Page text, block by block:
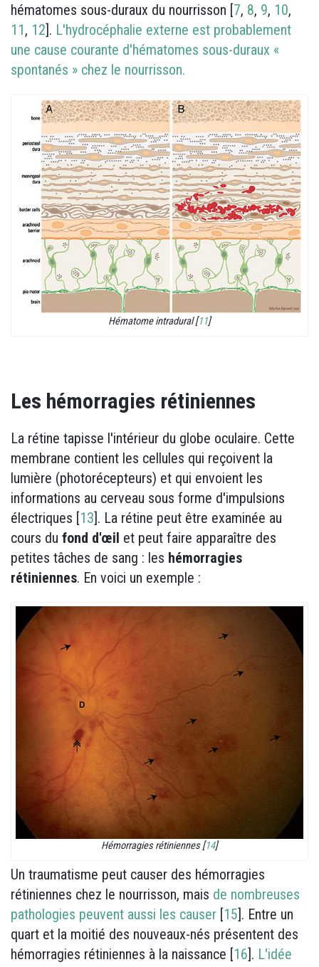
hématomes sous-duraux du nourrisson [7, 8, 9, 10,
11, 12]. L'hydrocéphalie externe est probablement
une cause courante d'hématomes sous-duraux «
spontanés » chez le nourrisson.
Hématome intradural [11]
Les hémorragies rétiniennes
La rétine tapisse l'intérieur du globe oculaire. Cette
membrane contient les cellules qui reçoivent la
lumière (photorécepteurs) et qui envoient les
informations au cerveau sous forme d'impulsions
électriques [13]. La rétine peut être examinée au
cours du fond d'œil et peut faire apparaître des
petites tâches de sang : les hémorragies
rétiniennes. En voici un exemple :
Hémorragies rétiniennes [14]
Un traumatisme peut causer des hémorragies
rétiniennes chez le nourrisson, mais de nombreuses
pathologies peuvent aussi les causer [15]. Entre un
quart et la moitié des nouveaux-nés présentent des
hémorragies rétiniennes à la naissance [16]. L'idée